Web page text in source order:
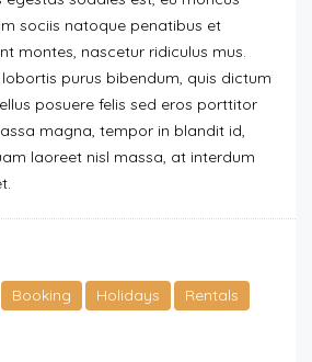
sociis natoque penatibus et
montes, nascetur ridiculus mus.
purus bibendum, quis dictum
posuere felis sed eros porttitor
magna, tempor in blandit id,
laoreet nisl massa, at interdum
Booking Holidays
Rentals